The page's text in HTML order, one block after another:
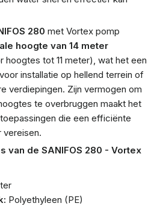
280 met Vortex pomp
hoogte van 14 meter
hoogtes tot 11 meter), wat het een
installatie op hellend terrein of
verdiepingen. Zijn vermogen om
te overbruggen maakt het
die een efficiënte
van de SANIFOS 280 - Vortex
Polyethyleen (PE)